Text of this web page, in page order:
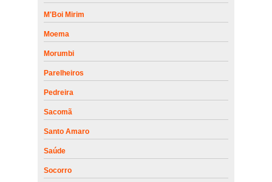
M'Boi Mirim
Moema
Morumbi
Parelheiros
Pedreira
Sacomã
Santo Amaro
Saúde
Socorro